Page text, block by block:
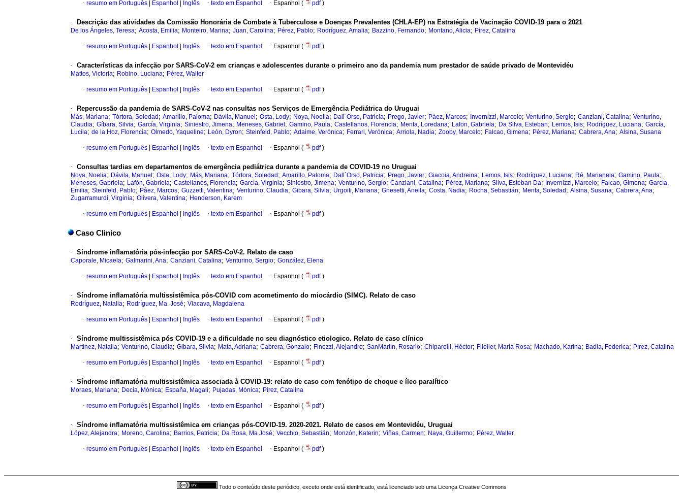
· resumo em Português Espanhol Inglês · texto em Espanhol · Espanhol ( pdf)
· Descrição das atividades da Comissão Honorária de Combate à Tuberculose e Doenças Prevalentes (CHLA-EP) na Estratégia de Vacinação COVID-19 para o 2021
De los Ángeles, Teresa; Acosta, Emilia; Monteiro, Marina; Juan, Carolina; Pérez, Pablo; Rodríguez, Amalia; Bazzino, Fernando; Montano, Alicia; Pírez, Catalina
· resumo em Português Espanhol Inglês · texto em Espanhol · Espanhol ( pdf)
· Características da infecção por SARS-CoV-2 em crianças e adolescentes durante o primeiro ano da pandemia num prestador de saúde privado de Montevidéu
Mattos, Victoria; Robino, Luciana; Pérez, Walter
· resumo em Português Espanhol Inglês · texto em Espanhol · Espanhol ( pdf)
· Repercussão da pandemia de SARS-CoV-2 nas consultas nos Serviços de Emergência Pediátrica do Uruguai
Más, Mariana; Tórtora, Soledad ; Amarillo, Paloma; Dávila, Manuel ; Osta, Lody; Noya, Noelia; Dall´Orso, Patricia; Prego, Javier; Páez, Marcos; Invernizzi, Marcelo; Venturino, Sergio; Canziani, Catalina; Venturino,
Claudia; Gíbara, Silvia; García, Virginia; Siniestro, Jimena; Meneses, Gabriel ; Gamino, Paula; Castellanos, Florencia; Menta, Loredana; Lafon, Gabriela; Da Silva, Esteban; Lemos, Isis; Rodríguez, Luciana; García,
Lucila; de la Hoz, Florencia; Olmedo, Yaqueline; León, Dyron; Steinfeld, Pablo; Adaime, Verónica; Ferrari, Verónica; Arriola, Nadia; Zooby, Marcelo; Falcao, Gimena; Pérez, Mariana; Cabrera, Ana; Alsina, Susana
· resumo em Português Espanhol Inglês · texto em Espanhol · Espanhol ( pdf)
· Consultas tardias em departamentos de emergência pediátrica durante a pandemia de COVID-19 no Uruguai
Noya, Noelia; Dávila, Manuel ; Osta, Lody; Más, Mariana; Tórtora, Soledad ; Amarillo, Paloma; Dall´Orso, Patricia; Prego, Javier; Giacoia, Andreina; Lemos, Isis; Rodríguez, Luciana; Ré, Marianela; Gamino, Paula;
Meneses, Gabriela; Lafón, Gabriela; Castellanos, Florencia; García, Virginia; Siniestro, Jimena; Venturino, Sergio; Canziani, Catalina; Pérez, Mariana; Silva, Esteban Da; Invernizzi, Marcelo; Falcao, Gimena; García,
Emilia; Steinfeld, Pablo; Páez, Marcos; Guzzetti, Valentina; Venturino, Claudia; Gibara, Silvia; Urgoiti, Mariana; Gnesetti, Anella; Costa, Nadia; Rocha, Sebastián; Menta, Soledad ; Alsina, Susana; Cabrera, Ana;
Zugarramurdi, Virginia; Olivera, Valentina; Henderson, Karem
· resumo em Português Espanhol Inglês · texto em Espanhol · Espanhol ( pdf)
Caso Clinico
· Síndrome inflamatória pós-infecção por SARS-CoV-2. Relato de caso
Caporale, Micaela; Galmarini, Ana; Canziani, Catalina; Venturino, Sergio; González, Elena
· resumo em Português Espanhol Inglês · texto em Espanhol · Espanhol ( pdf)
· Síndrome inflamatória multissistêmica pós-COVID com acometimento do miocárdio (SIMC). Relato de caso
Rodríguez, Natalia; Rodríguez, Ma. José; Viacava, Magdalena
· resumo em Português Espanhol Inglês · texto em Espanhol · Espanhol ( pdf)
· Síndrome multissistêmica pós COVID-19 e a dificuldade no seu diagnóstico etiologico. Relato de caso clínico
Martínez, Natalia; Venturino, Claudia; Gibara, Silvia; Mata, Adriana; Cabrera, Gonzalo; Finozzi, Alejandro; SanMartín, Rosario; Chiparelli, Héctor; Flieller, María Rosa; Machado, Karina; Badia, Federica; Pírez, Catalina
· resumo em Português Espanhol Inglês · texto em Espanhol · Espanhol ( pdf)
· Síndrome inflamatória multissistêmica associada à COVID-19: relato de caso com fenótipo de choque e íleo paralítico
Moraes, Mariana; Decia, Mónica; España, Magali; Pujadas, Mónica; Pírez, Catalina
· resumo em Português Espanhol Inglês · texto em Espanhol · Espanhol ( pdf)
· Síndrome inflamatória multissistêmica em crianças pós-COVID-19. 2020-2021. Relato de casos em Montevidéu, Uruguai
López, Alejandra; Moreno, Carolina; Barrios, Patricia; Da Rosa, Ma José; Vecchio, Sebastián; Monzón, Katerin; Viñas, Carmen; Naya, Guillermo; Pérez, Walter
· resumo em Português Espanhol Inglês · texto em Espanhol · Espanhol ( pdf)
Todo o conteúdo deste periódico, exceto onde está identificado, está licenciado sob uma Licença Creative Commons